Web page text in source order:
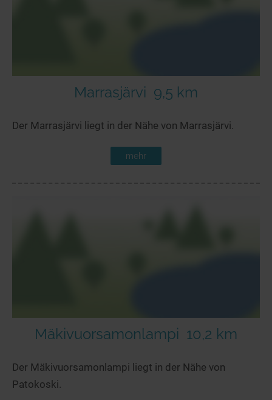
Marrasjärvi 9,5 km
Der Marrasjärvi liegt in der Nähe von Marrasjärvi.
mehr
Mäkivuorsamonlampi 10,2 km
Der Mäkivuorsamonlampi liegt in der Nähe von
Patokoski.